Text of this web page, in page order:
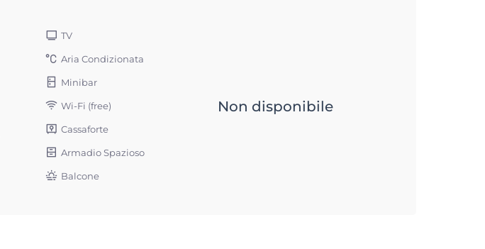
TV
Aria Condizionata
Minibar
Wi-Fi (free)
Cassaforte
Armadio Spazioso
Balcone
Non disponibile